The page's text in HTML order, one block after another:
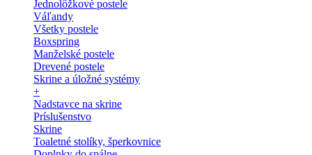
Jednolôžkové postele
Váľandy
Všetky postele
Boxspring
Manželské postele
Drevené postele
Skrine a úložné systémy
+
Nadstavce na skrine
Príslušenstvo
Skrine
Toaletné stolíky, šperkovnice